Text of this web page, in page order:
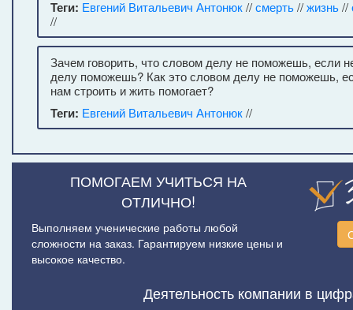
Теги: Евгений Витальевич Антонюк//смерть//жизнь//
//
Зачем говорить, что словом делу не поможешь, если
делу поможешь? Как это словом делу не поможешь,
нам строить и жить помогает?
Теги: Евгений Витальевич Антонюк//
ПОМОГАЕМ УЧИТЬСЯ НА
ОТЛИЧНО!
Выполняем ученические работы любой
сложности на заказ. Гарантируем низкие цены и
высокое качество.
Деятельность компании в